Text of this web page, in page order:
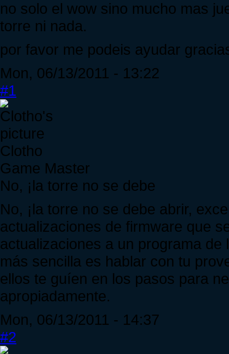
no solo el wow sino mucho mas
torre ni nada.
por favor me podeis ayudar
Mon, 06/13/2011 - 13:22
#1
Clotho
Game Master
No, ¡la torre no se debe
No, ¡la torre no se debe abrir,
actualizaciones de firmware que
actualizaciones a un programa
más sencilla es hablar con tu
ellos te guíen en los pasos para
apropiadamente.
Mon, 06/13/2011 - 14:37
#2